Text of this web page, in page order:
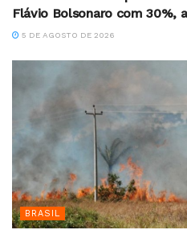
Flávio Bolsonaro com 30%,
5 DE AGOSTO DE 2026
BRASIL